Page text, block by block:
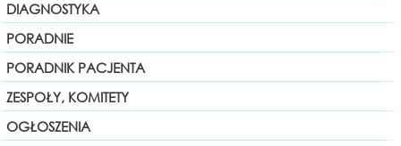
DIAGNOSTYKA
PORADNIE
PORADNIK PACJENTA
ZESPOŁY, KOMITETY
OGŁOSZENIA